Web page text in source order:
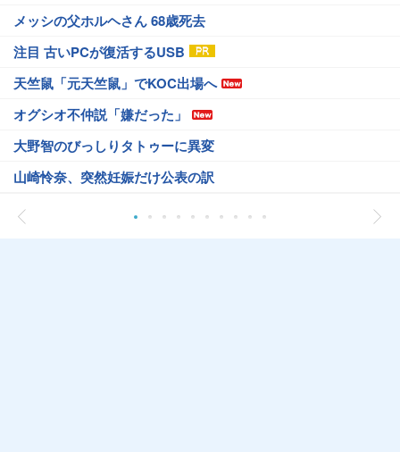
メッシの父ホルヘさん 68歳死去
注目 古いPCが復活するUSB
天竺鼠「元天竺鼠」でKOC出場へ
オグシオ不仲説「嫌だった」
大野智のびっしりタトゥーに異変
山崎怜奈、突然妊娠だけ公表の訳